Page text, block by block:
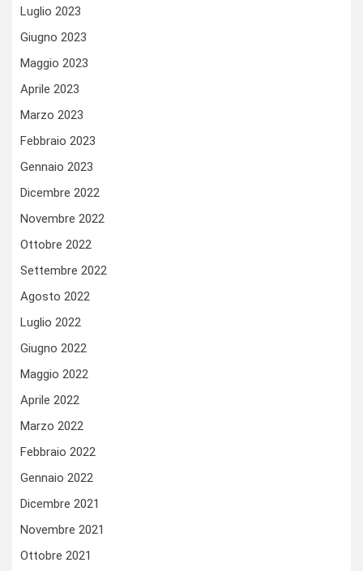
Luglio 2023
Giugno 2023
Maggio 2023
Aprile 2023
Marzo 2023
Febbraio 2023
Gennaio 2023
Dicembre 2022
Novembre 2022
Ottobre 2022
Settembre 2022
Agosto 2022
Luglio 2022
Giugno 2022
Maggio 2022
Aprile 2022
Marzo 2022
Febbraio 2022
Gennaio 2022
Dicembre 2021
Novembre 2021
Ottobre 2021